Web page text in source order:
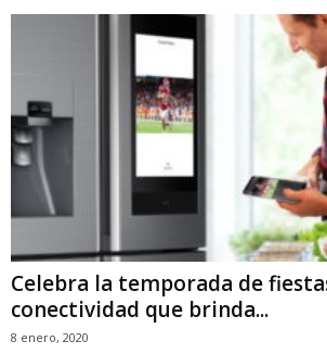
Celebra la temporada de
conectividad que brinda...
8 enero, 2020